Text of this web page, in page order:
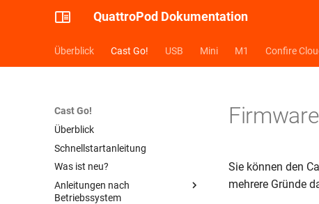
QuattroPod Dokumentation
Überblick Cast Go! USB Mini M1 Confire
Cast Go!
Überblick
Schnellstartanleitung
Was ist neu?
Anleitungen nach
Betriebssystem
Sie können den
mehrere Gründe